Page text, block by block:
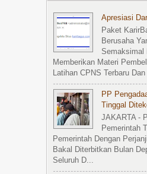
Apresiasi
Paket
Berusaha
Semaksimal
Memberikan Materi
Latihan CPNS Terbaru
PP
Tinggal
JAKARTA -
Pemerintah
Pemerintah Dengan
Bakal Diterbitkan Bulan
Seluruh D...